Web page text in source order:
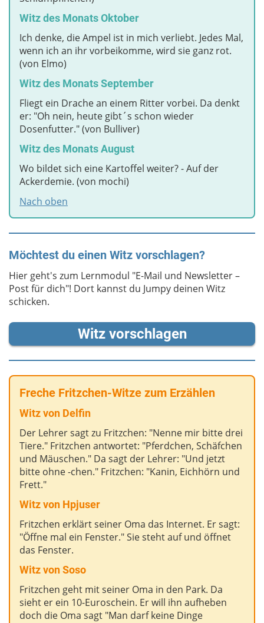
Witz des Monats Oktober
Ich denke, die Ampel ist in mich verliebt. Jedes Mal,
wenn ich an ihr vorbeikomme, wird sie ganz rot.
(von Elmo)
Witz des Monats September
Fliegt ein Drache an einem Ritter vorbei. Da denkt
er: "Oh nein, heute gibt´s schon wieder
Dosenfutter." (von Bulliver)
Witz des Monats August
Wo bildet sich eine Kartoffel weiter? - Auf der
Ackerdemie. (von mochi)
Nach oben
Möchtest du einen Witz vorschlagen?
Hier geht's zum Lernmodul "E-Mail und Newsletter –
Post für dich"! Dort kannst du Jumpy deinen Witz
schicken.
Witz vorschlagen
Freche Fritzchen-Witze zum Erzählen
Witz von Delfin
Der Lehrer sagt zu Fritzchen: "Nenne mir bitte drei
Tiere." Fritzchen antwortet: "Pferdchen, Schäfchen
und Mäuschen." Da sagt der Lehrer: "Und jetzt
bitte ohne -chen." Fritzchen: "Kanin, Eichhörn und
Frett."
Witz von Hpjuser
Fritzchen erklärt seiner Oma das Internet. Er sagt:
"Öffne mal ein Fenster." Sie steht auf und öffnet
das Fenster.
Witz von Soso
Fritzchen geht mit seiner Oma in den Park. Da
sieht er ein 10-Euroschein. Er will ihn aufheben
doch die Oma sagt "Man darf keine Dinge